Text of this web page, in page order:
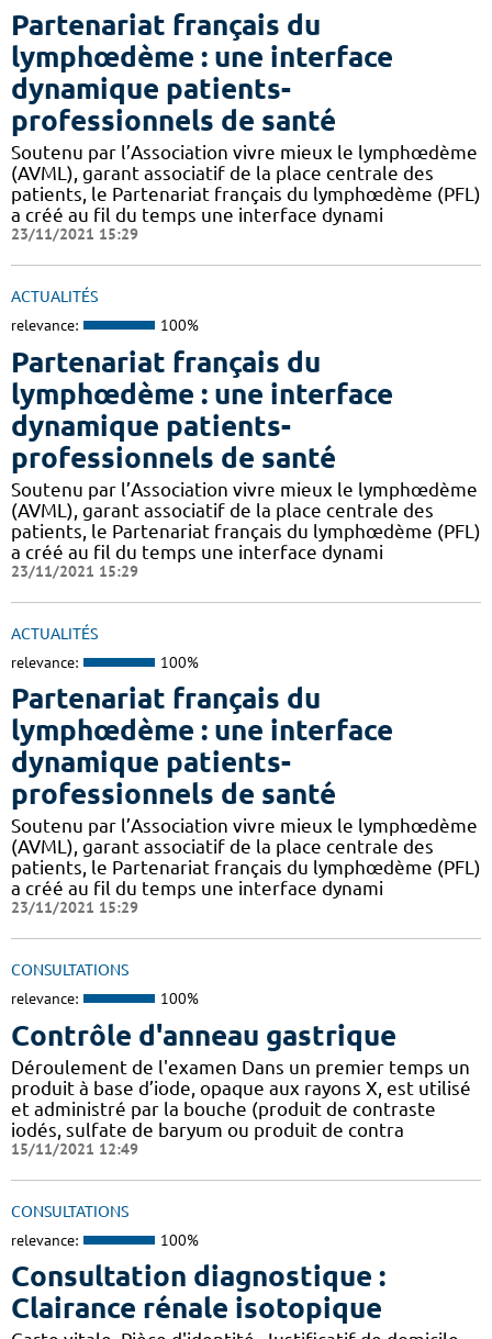
Partenariat français du
lymphœdème : une interface
dynamique patients-
professionnels de santé
Soutenu par l’Association vivre mieux le lymphœdème
(AVML), garant associatif de la place centrale des
patients, le Partenariat français du lymphœdème (PFL)
a créé au fil du temps une interface dynami
23/11/2021 15:29
ACTUALITÉS
relevance: 100%
Partenariat français du
lymphœdème : une interface
dynamique patients-
professionnels de santé
Soutenu par l’Association vivre mieux le lymphœdème
(AVML), garant associatif de la place centrale des
patients, le Partenariat français du lymphœdème (PFL)
a créé au fil du temps une interface dynami
23/11/2021 15:29
ACTUALITÉS
relevance: 100%
Partenariat français du
lymphœdème : une interface
dynamique patients-
professionnels de santé
Soutenu par l’Association vivre mieux le lymphœdème
(AVML), garant associatif de la place centrale des
patients, le Partenariat français du lymphœdème (PFL)
a créé au fil du temps une interface dynami
23/11/2021 15:29
CONSULTATIONS
relevance: 100%
Contrôle d'anneau gastrique
Déroulement de l'examen Dans un premier temps un
produit à base d’iode, opaque aux rayons X, est utilisé
et administré par la bouche (produit de contraste
iodés, sulfate de baryum ou produit de contra
15/11/2021 12:49
CONSULTATIONS
relevance: 100%
Consultation diagnostique :
Clairance rénale isotopique